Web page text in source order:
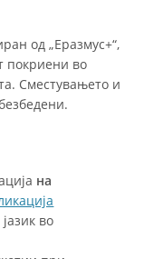
од „Еразмус+“,
покриени во
Сместувањето и
на
јазик во